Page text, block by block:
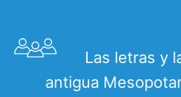
Las letras y
antigua